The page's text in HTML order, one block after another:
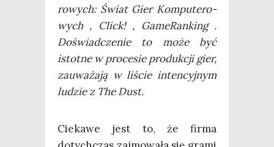
ro­wych: Świat Gier Kom­pu­te­ro­
wych , Click! , Game­Ran­king .
Doświad­cze­nie to może być
istot­ne w pro­ce­sie pro­duk­cji gier,
zauwa­ża­ją w liście inten­cyj­nym
ludzie z The Dust.
Cie­ka­we jest to, że fir­ma